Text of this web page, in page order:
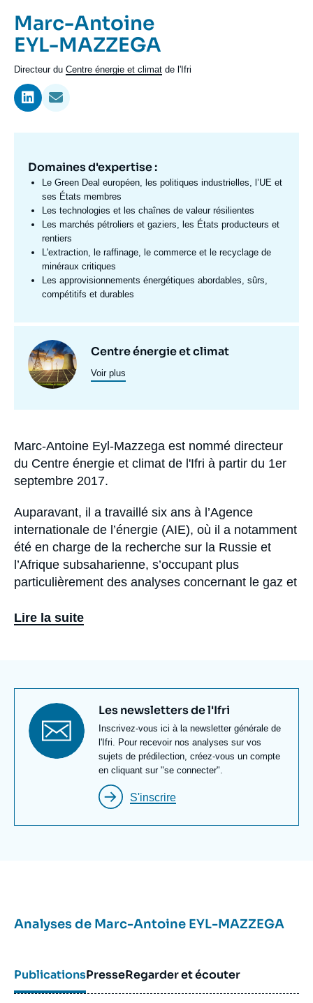
Nous soutenir
Prénom
de
l'expert
Marc-Antoine
Nom
de
l'expert
EYL-MAZZEGA
Intitulé
du
poste
Directeur du Centre énergie et climat de l'Ifri
Domaine
d'expertises
Domaines d'expertise :
Le Green Deal européen, les politiques industrielles, l’UE et
ses États membres
Les technologies et les chaînes de valeur résilientes
Les marchés pétroliers et gaziers, les États producteurs et
rentiers
L'extraction, le raffinage, le commerce et le recyclage de
minéraux critiques
Les approvisionnements énergétiques abordables, sûrs,
compétitifs et durables
Centres
programmes
de
Image
principale
Centre énergie et climat
Voir plus
Biographie
Marc-Antoine Eyl-Mazzega est nommé directeur
du Centre énergie et climat de l'Ifri à partir du 1er
septembre 2017.
Auparavant, il a travaillé six ans à l’Agence
internationale de l’énergie (AIE), où il a notamment
été en charge de la recherche sur la Russie et
l’Afrique subsaharienne, s’occupant plus
particulièrement des analyses concernant le gaz et
institutionnelles. Marc-Antoine Eyl-Mazzega a
allemande, il est docteur de l’Institut d’études
politiques de Paris.
Lire la suite
Titre
newsletter
Les newsletters de l'Ifri
Texte
Newsletter
Inscrivez-vous ici à la newsletter générale de
l'Ifri. Pour recevoir nos analyses sur vos
sujets de prédilection, créez-vous un compte
en cliquant sur "se connecter".
S'inscrire
Analyses de Marc-Antoine EYL-MAZZEGA
PublicationsPresseRegarder et écouter